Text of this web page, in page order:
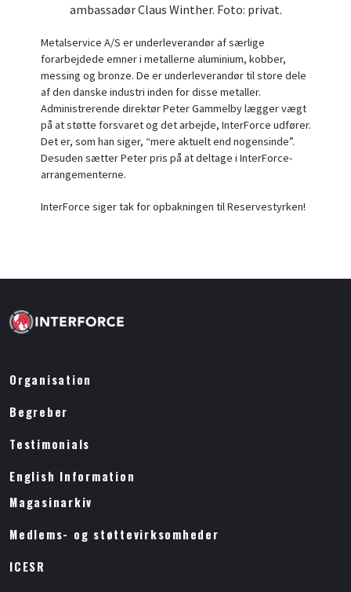
ambassadør Claus Winther. Foto: privat.
Metalservice A/S er underleverandør af særlige
forarbejdede emner i metallerne aluminium, kobber,
messing og bronze. De er underleverandør til store dele
af den danske industri inden for disse metaller.
Administrerende direktør Peter Gammelby lægger vægt
på at støtte forsvaret og det arbejde, InterForce udfører.
Det er, som han siger, “mere aktuelt end nogensinde”.
Desuden sætter Peter pris på at deltage i InterForce-
arrangementerne.
InterForce siger tak for opbakningen til Reservestyrken!
Organisation
Begreber
Testimonials
English Information
Magasinarkiv
Medlems- og støttevirksomheder
ICESR